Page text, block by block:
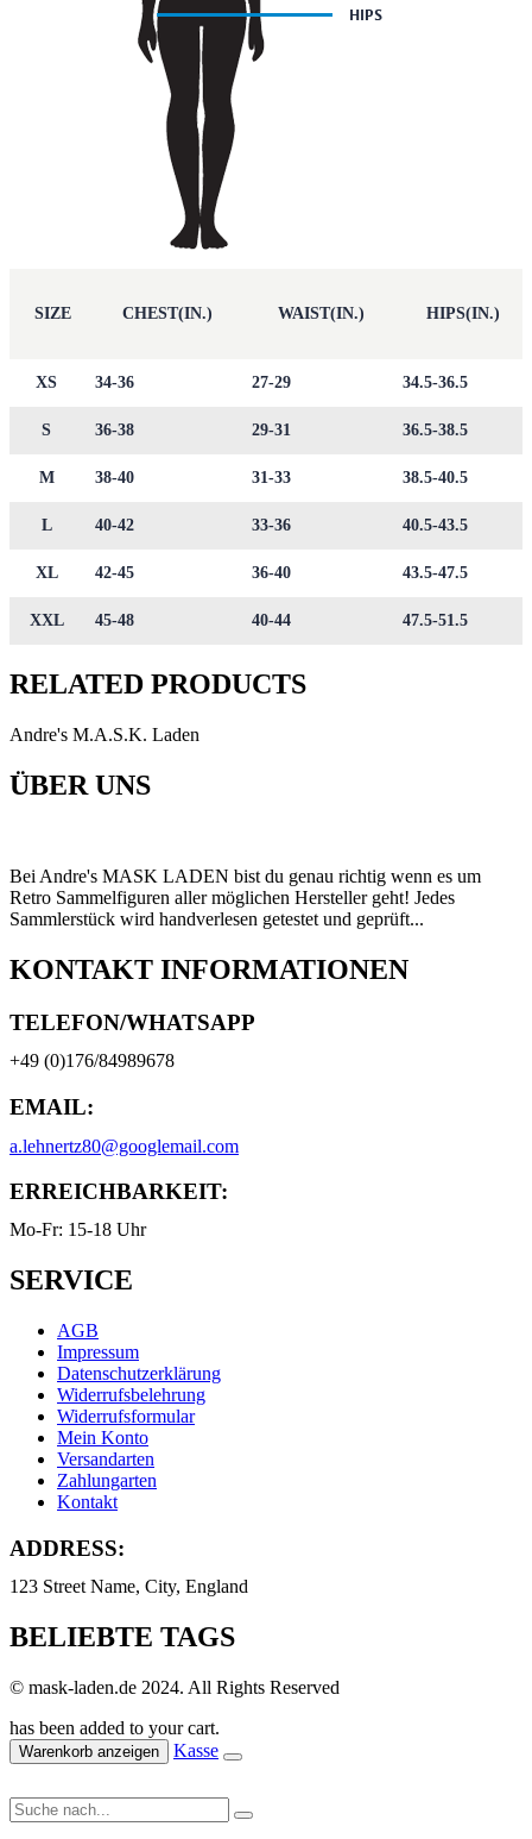
SIZE CHEST(IN.) WAIST(IN.) HIPS(IN.)
XS 34-36 27-29 34.5-36.5
S 36-38 29-31 36.5-38.5
M 38-40 31-33 38.5-40.5
L 40-42 33-36 40.5-43.5
XL 42-45 36-40 43.5-47.5
XXL 45-48 40-44 47.5-51.5
RELATED PRODUCTS
Andre's M.A.S.K. Laden
ÜBER UNS
Bei Andre's MASK LADEN bist du genau richtig wenn es um
Retro Sammelfiguren aller möglichen Hersteller geht! Jedes
Sammlerstück wird handverlesen getestet und geprüft...
KONTAKT INFORMATIONEN
TELEFON/WHATSAPP
+49 (0)176/84989678
EMAIL:
a.lehnertz80@googlemail.com
ERREICHBARKEIT:
Mo-Fr: 15-18 Uhr
SERVICE
AGB
Impressum
Datenschutzerklärung
Widerrufsbelehrung
Widerrufsformular
Mein Konto
Versandarten
Zahlungarten
Kontakt
ADDRESS:
123 Street Name, City, England
BELIEBTE TAGS
© mask-laden.de 2024. All Rights Reserved
has been added to your cart.
Warenkorb anzeigen Kasse